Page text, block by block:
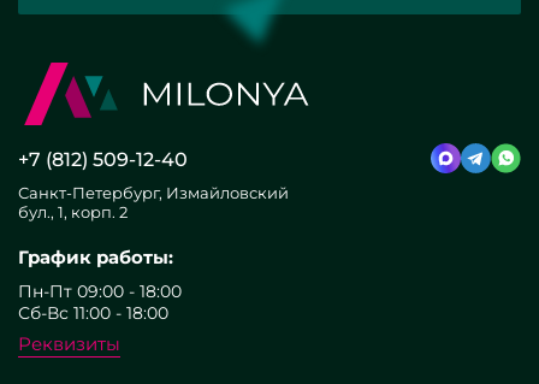
+7 (812) 509-12-40
Санкт-Петербург, Измайловский
бул., 1, корп. 2
График работы:
Пн-Пт 09:00 - 18:00
Сб-Вс 11:00 - 18:00
Реквизиты